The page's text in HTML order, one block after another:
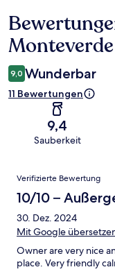
Monteverde
9,0 Wunderbar
11 Bewertungen
9,4
Sauberkeit
Bewertungen
Verifizierte Bewertung
10/10 –
30. Dez. 2024
Mit Google
Owner are very nice
place. Very friendly